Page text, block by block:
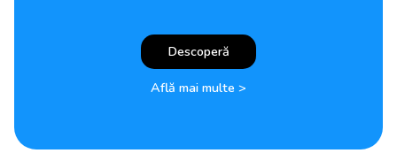
Descoperă
Află mai multe >